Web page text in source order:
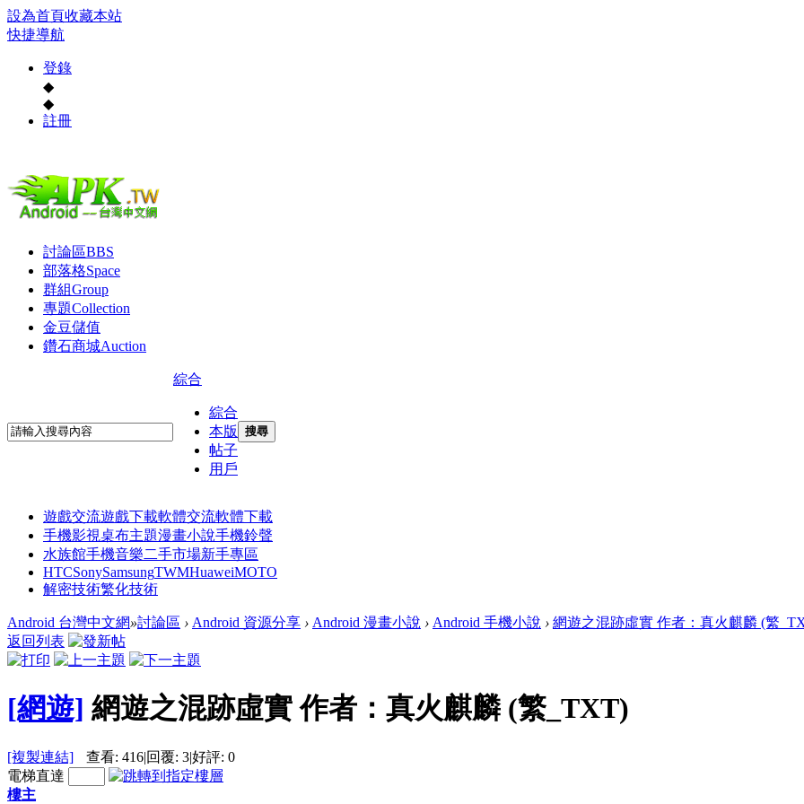
設為首頁收藏本站
快捷導航
登錄
◆
◆
註冊
討論區BBS
部落格Space
群組Group
專題Collection
金豆儲值
鑽石商城Auction
綜合
綜合
本版
帖子
用戶
搜尋
遊戲交流遊戲下載軟體交流軟體下載
手機影視桌布主題漫畫小說手機鈴聲
水族館手機音樂二手市場新手專區
HTCSonySamsungTWMHuaweiMOTO
解密技術繁化技術
Android 台灣中文網»討論區 › Android 資源分享 › Android 漫畫小說 › Android 手機小說 › 網遊之混跡虛實 作者：真火麒麟 (繁
返回列表
[網遊] 網遊之混跡虛實 作者：真火麒麟 (繁_TXT)
[複製連結] 查看: 416|回覆: 3|好評: 0
電梯直達
樓主